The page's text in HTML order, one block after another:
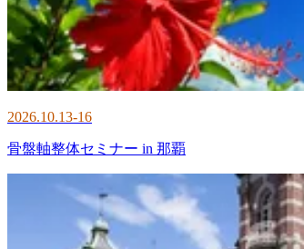
2026.10.13-16
骨盤軸整体セミナー in 那覇